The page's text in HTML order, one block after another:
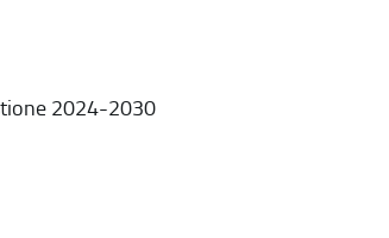
2024-2030